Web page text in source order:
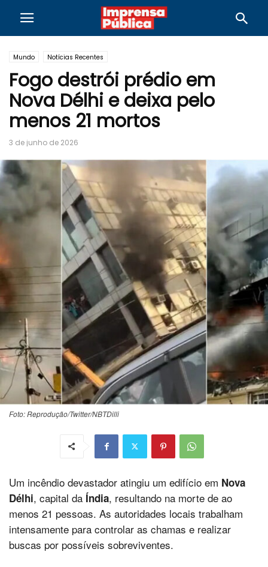
Mundo Notícias Recentes
Fogo destrói prédio em
Nova Délhi e deixa pelo
menos 21 mortos
3 de junho de 2026
Foto: Reprodução/Twitter/NBTDilli
Um incêndio devastador atingiu um edifício em Nova
Délhi, capital da Índia, resultando na morte de ao
menos 21 pessoas. As autoridades locais trabalham
intensamente para controlar as chamas e realizar
buscas por possíveis sobreviventes.